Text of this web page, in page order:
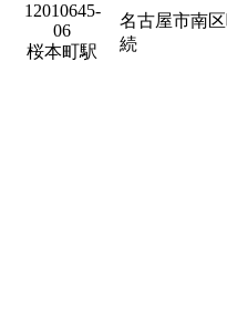
12010645-
06
桜本町駅
名古屋市南
続